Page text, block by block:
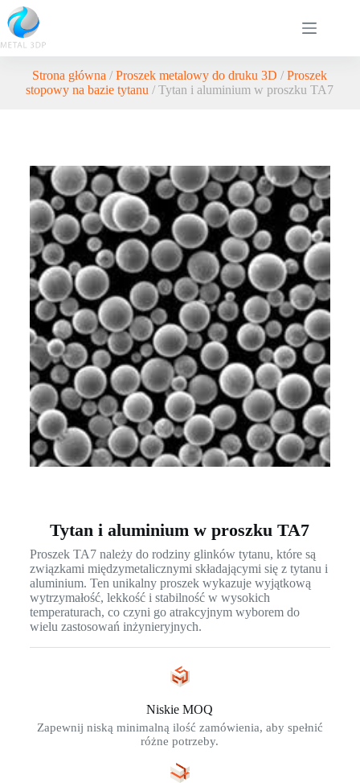
Strona główna /Proszek metalowy do druku 3D /Proszek
stopowy na bazie tytanu / Tytan i aluminium w proszku TA7
Tytan i aluminium w proszku TA7
Proszek TA7 należy do rodziny glinków tytanu, które są
związkami międzymetalicznymi składającymi się z tytanu i
aluminium. Ten unikalny proszek wykazuje wyjątkową
wytrzymałość, lekkość i stabilność w wysokich
temperaturach, co czyni go atrakcyjnym wyborem do
wielu zastosowań inżynieryjnych.
Niskie MOQ
Zapewnij niską minimalną ilość zamówienia, aby spełnić
różne potrzeby.